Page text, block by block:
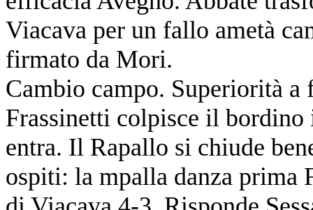
Viacava per un fallo ametà
firmato da Mori.
Cambio campo. Superiorità
Frassinetti colpisce il bordino
entra. Il Rapallo si chiude
ospiti: la mpalla danza prima